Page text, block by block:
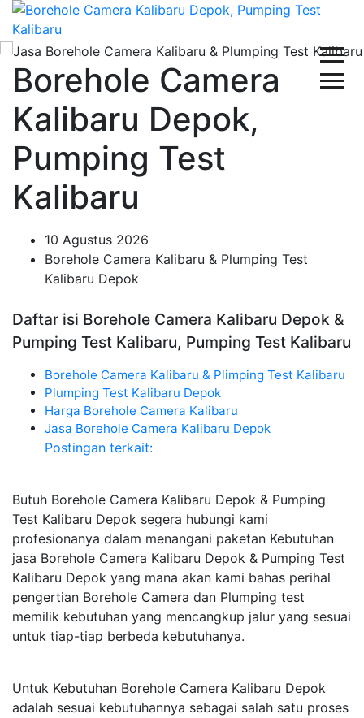
Borehole Camera
Kalibaru Depok,
Pumping Test
Kalibaru
10 Agustus 2026
Borehole Camera Kalibaru & Plumping Test
Kalibaru Depok
Daftar isi Borehole Camera Kalibaru Depok &
Pumping Test Kalibaru, Pumping Test Kalibaru
Borehole Camera Kalibaru & Plimping Test Kalibaru
Plumping Test Kalibaru Depok
Harga Borehole Camera Kalibaru
Jasa Borehole Camera Kalibaru Depok
Postingan terkait:
Butuh Borehole Camera Kalibaru Depok & Pumping
Test Kalibaru Depok segera hubungi kami
profesionanya dalam menangani paketan Kebutuhan
jasa Borehole Camera Kalibaru Depok & Pumping Test
Kalibaru Depok yang mana akan kami bahas perihal
pengertian Borehole Camera dan Plumping test
memilik kebutuhan yang mencangkup jalur yang sesuai
untuk tiap-tiap berbeda kebutuhanya.
Untuk Kebutuhan Borehole Camera Kalibaru Depok
adalah sesuai kebutuhannya sebagai salah satu proses